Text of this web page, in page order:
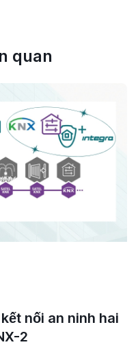
quan
nối an ninh hai
2